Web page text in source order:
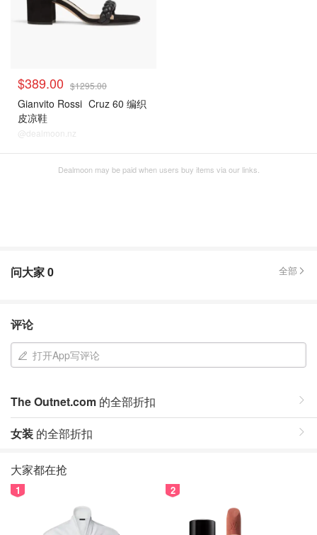
$389.00 $1295.00
Gianvito Rossi Cruz 60 编织
皮凉鞋
@dealmoon.nz
Dealmoon may be paid when users buy items via our links.
问大家0 全部
评论
打开App写评论
The Outnet.com 的全部折扣
女装 的全部折扣
大家都在抢
1 2